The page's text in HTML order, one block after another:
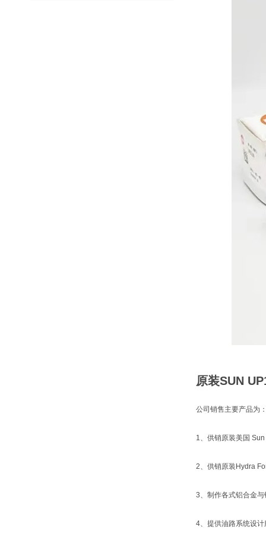
原装SUN
公司销售主要产品为
1、供销原装美国
2、供销原装Hydra
3、制作各式铝合金与
4、提供油路系统设